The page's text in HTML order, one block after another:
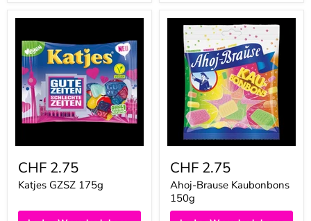
Katjes
175g
CHF 2.75
Katjes GZSZ 175g
Ahoj-
Brause
Kaubonbons
150g
CHF 2.75
Ahoj-Brause Kaubonbons
150g